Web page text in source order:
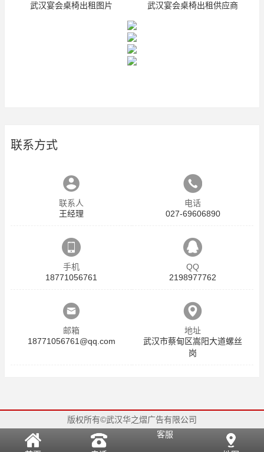
武汉宴会桌椅出租图片 武汉宴会桌椅出租供应商
联系方式
联系人
王经理
电话
027-69606890
手机
18771056761
QQ
2198977762
邮箱
18771056761@qq.com
地址
武汉市蔡甸区嵩阳大道螺丝
岗
版权所有©武汉华之熠广告有限公司
客服